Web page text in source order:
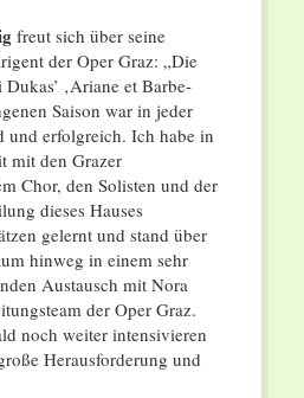
freut sich über seine
der Oper Graz: „Die
‚Ariane et Barbe-
Saison war in jeder
und erfolgreich. Ich habe in
mit den Grazer
Chor, den Solisten und der
dieses Hauses
gelernt und stand über
hinweg in einem sehr
Austausch mit Nora
der Oper Graz.
noch weiter intensivieren
Herausforderung und